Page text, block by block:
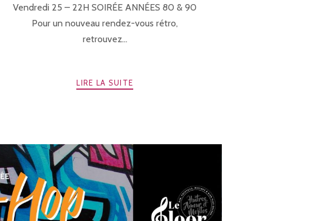
Vendredi 25 – 22H SOIRÉE ANNÉES 80 & 90
Pour un nouveau rendez-vous rétro,
retrouvez...
LIRE LA SUITE